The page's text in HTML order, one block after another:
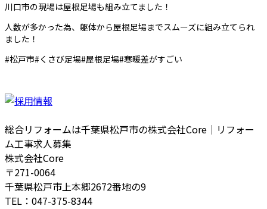
川口市の現場は屋根足場も組み立てました！
人数が多かった為、躯体から屋根足場までスムーズに組み立てられ
ました！
#松戸市#くさび足場#屋根足場#寒暖差がすごい
総合リフォームは千葉県松戸市の株式会社Core｜リフォー
ム工事求人募集
株式会社Core
〒271-0064
千葉県松戸市上本郷2672番地の9
TEL：047-375-8344